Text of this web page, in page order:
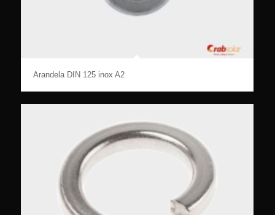
Arandela DIN 125 inox A2